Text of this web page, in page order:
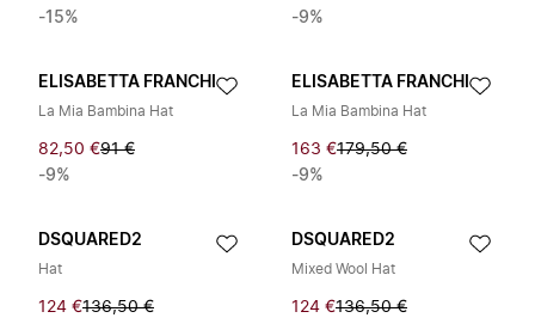
-15%
-9%
ELISABETTA FRANCHI
La Mia Bambina Hat
82,50 €91 €
-9%
ELISABETTA FRANCHI
La Mia Bambina Hat
163 €179,50 €
-9%
DSQUARED2
Hat
124 €136,50 €
DSQUARED2
Mixed Wool Hat
124 €136,50 €